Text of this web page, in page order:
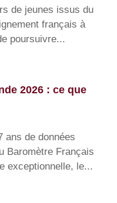
de jeunes issus du
français à
poursuivre...
2026 : ce que
ans de données
Baromètre Français
exceptionnelle, le...